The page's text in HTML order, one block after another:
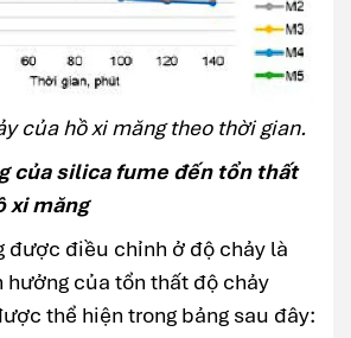
của hồ xi măng theo thời gian.
của silica fume đến tổn thất
xi măng
được điều chỉnh ở độ chảy là
hưởng của tổn thất độ chảy
thể hiện trong bảng sau đây: